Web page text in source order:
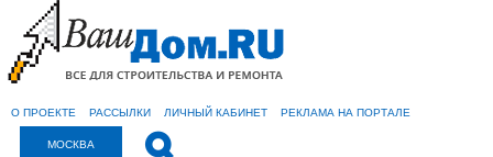
О ПРОЕКТЕ РАССЫЛКИ ЛИЧНЫЙ КАБИНЕТ РЕКЛАМА НА ПОРТАЛЕ
МОСКВА